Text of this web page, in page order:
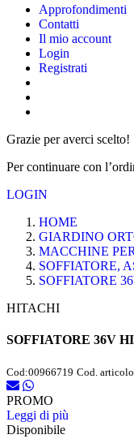
Approfondimenti
Contatti
Il mio account
Login
Registrati
Grazie per averci scelto!
Per continuare con
LOGIN
HOME
GIARDINO
MACCHINE
SOFFIATORE,
SOFFIATORE
HITACHI
SOFFIATORE 36V
Cod:00966719 Cod.
PROMO
Leggi di più
Disponibile